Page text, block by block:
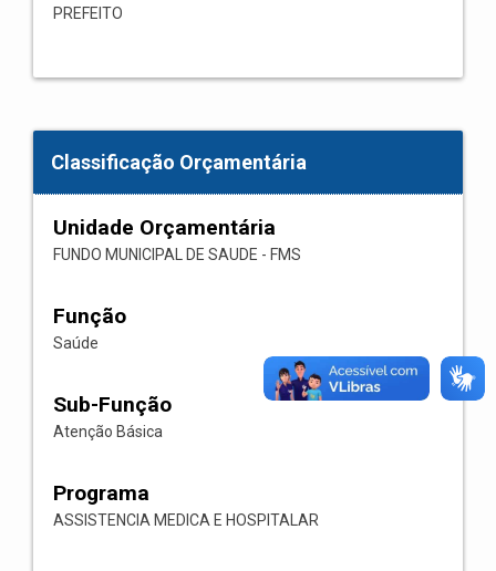
PREFEITO
Classificação Orçamentária
Unidade Orçamentária
FUNDO MUNICIPAL DE SAUDE - FMS
Função
Saúde
Sub-Função
Atenção Básica
Programa
ASSISTENCIA MEDICA E HOSPITALAR